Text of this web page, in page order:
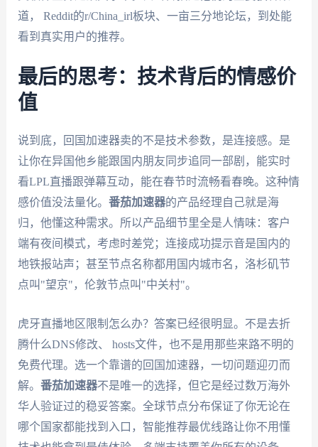
道， Reddit的r/China_irl板块、一亩三分地论坛，到处能
看到真实用户的推荐。
最后的思考：技术背后的情感价
值
说到底，回国加速器卖的不是技术参数，是连接感。是
让你在异国他乡能跟国内朋友同步追同一部剧，能实时
看LPL直播跟弹幕互动，能在春节时流畅看春晚。这种情
感价值没法量化。 番茄加速器的产品经理自己就是海
归，他懂这种需求。所以产品细节里全是人情味：客户
端有夜间模式，考虑时差党；连接成功提示音是国内的
地铁报站声；甚至节点名称都用国内城市名，洛杉矶节
点叫"望京"，伦敦节点叫"中关村"。
虎牙直播地区限制怎么办？答案已经很明显。不是去折
腾什么DNS修改、 hosts文件，也不是用那些来路不明的
免费代理。选一个靠谱的回国加速器，一切问题迎刃而
解。 番茄加速器不是唯一的选择，但它是经过数万海外
华人验证过的稳妥答案。全球节点分布保证了你无论在
哪个国家都能找到入口，智能推荐最优线路让你不用懂